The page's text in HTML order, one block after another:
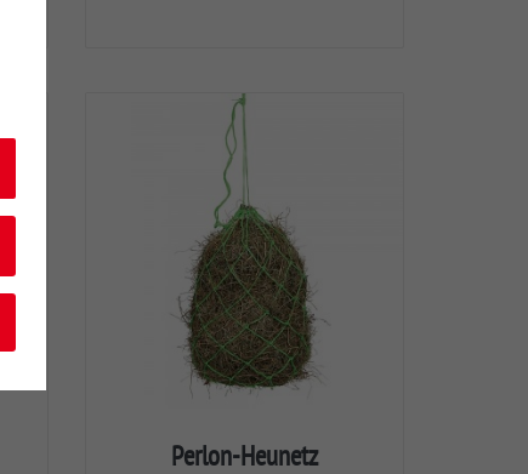
Perlon-Heunetz